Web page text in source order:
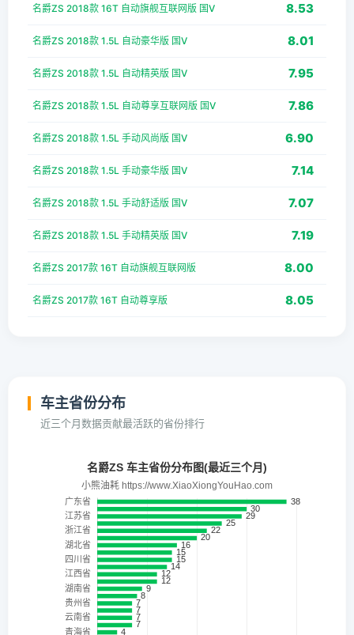
名爵ZS 2018款 16T 自动旗舰互联网版 国V 8.53
名爵ZS 2018款 1.5L 自动豪华版 国V 8.01
名爵ZS 2018款 1.5L 自动精英版 国V 7.95
名爵ZS 2018款 1.5L 自动尊享互联网版 国V 7.86
名爵ZS 2018款 1.5L 手动风尚版 国V 6.90
名爵ZS 2018款 1.5L 手动豪华版 国V 7.14
名爵ZS 2018款 1.5L 手动舒适版 国V 7.07
名爵ZS 2018款 1.5L 手动精英版 国V 7.19
名爵ZS 2017款 16T 自动旗舰互联网版 8.00
名爵ZS 2017款 16T 自动尊享版 8.05
车主省份分布
近三个月数据贡献最活跃的省份排行